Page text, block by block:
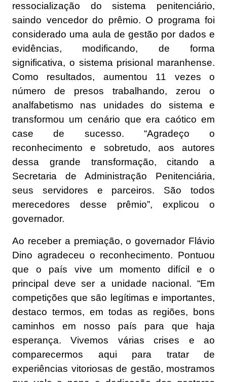
ressocialização do sistema penitenciário,
saindo vencedor do prêmio. O programa foi
considerado uma aula de gestão por dados e
evidências, modificando, de forma
significativa, o sistema prisional maranhense.
Como resultados, aumentou 11 vezes o
número de presos trabalhando, zerou o
analfabetismo nas unidades do sistema e
transformou um cenário que era caótico em
case de sucesso. “Agradeço o
reconhecimento e sobretudo, aos autores
dessa grande transformação, citando a
Secretaria de Administração Penitenciária,
seus servidores e parceiros. São todos
merecedores desse prêmio”, explicou o
governador.
Ao receber a premiação, o governador Flávio
Dino agradeceu o reconhecimento. Pontuou
que o país vive um momento difícil e o
principal deve ser a unidade nacional. “Em
competições que são legítimas e importantes,
destaco termos, em todas as regiões, bons
caminhos em nosso país para que haja
esperança. Vivemos várias crises e ao
comparecermos aqui para tratar de
experiências vitoriosas de gestão, mostramos